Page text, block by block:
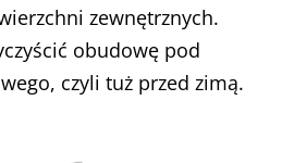
zewnętrznych.
obudowę pod
czyli tuż przed zimą.